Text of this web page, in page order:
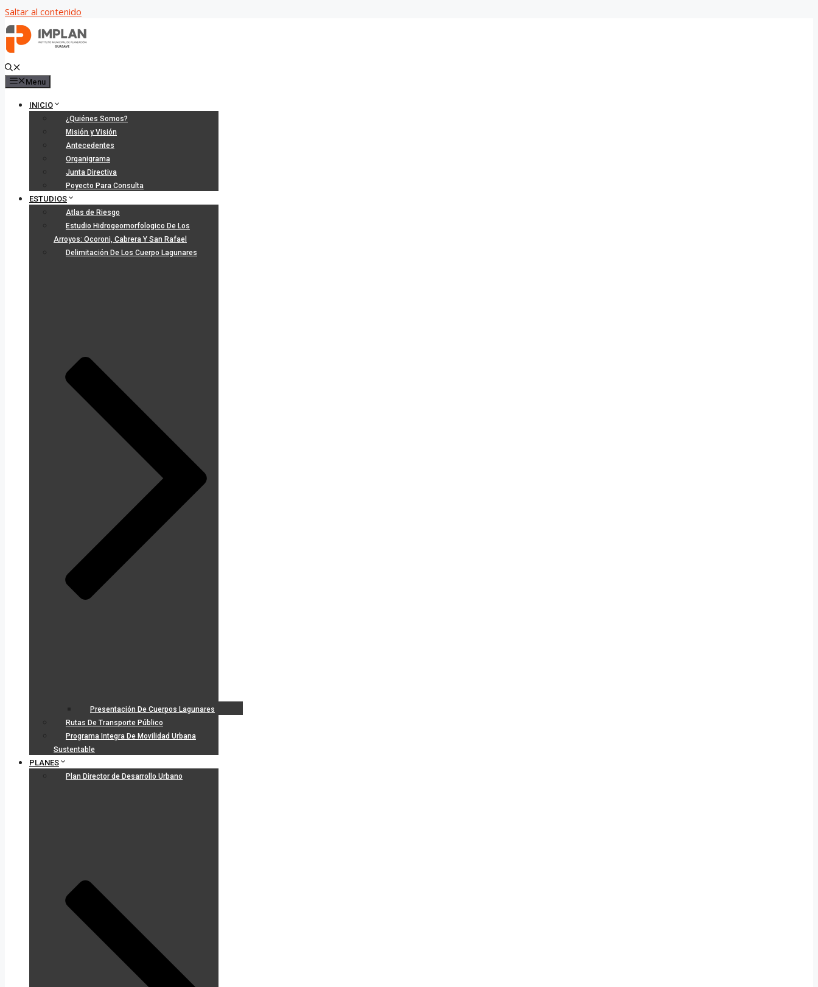
Saltar al contenido
Menu
INICIO
¿Quiénes Somos?
Misión y Visión
Antecedentes
Organigrama
Junta Directiva
Poyecto Para Consulta
ESTUDIOS
Atlas de Riesgo
Estudio Hidrogeomorfologico De Los
Arroyos: Ocoroni, Cabrera Y San Rafael
Delimitación De Los Cuerpo Lagunares
Presentación De Cuerpos Lagunares
Rutas De Transporte Público
Programa Integra De Movilidad Urbana
Sustentable
PLANES
Plan Director de Desarrollo Urbano